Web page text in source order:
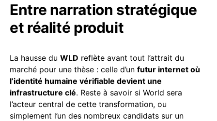
Entre narration stratégique
et réalité produit
La hausse du WLD reflète avant tout l’attrait du
marché pour une thèse : celle d’un futur internet où
l’identité humaine vérifiable devient une
infrastructure clé. Reste à savoir si World sera
l’acteur central de cette transformation, ou
simplement l’un des nombreux candidats sur un